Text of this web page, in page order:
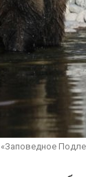
появиться в
начнут
Ницы